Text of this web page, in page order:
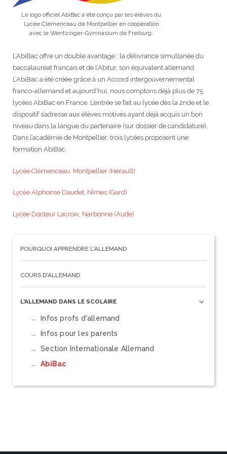
Niveaux de base
Cours thématiques
Atelier de chant
Formation professionnelle
Cours enfants / ados
Stages intensifs
Centre d’examens
Inscriptions et tarifs
Tandem linguistique
Infos profs d’allemand
Formation des enseignants
Section Internationale Allemand
AbiBac
Cercle de lecture
écolotude
Coaching individuel
Point info
Volontariat écologique
Opportunités
Petites annonces
Parcourir les annonces
Rédiger une annonce
Brieffreunde@correspondants
Classe@Klasse
Inscription pour les classes françaises
Inscription à notre newsletter
Notre équipe
Equipe de Heidelberg
50 ans en 2016
Maison de Montpellier
Plan d’accès
Partenaires institutionnels
Réseaux franco-allemands en LR
Réseau d’affaires
Liens utiles
JEU
99Ballons
Le logo officiel AbiBac a été conçu par les élèves du
Lycée Clémenceau de Montpellier en coopération
avec le Wentzinger-Gymnasium de Freiburg.
L’AbiBac offre un double avantage : la délivrance simultanée du
baccalauréat francais et de l’Abitur, son équivalent allemand.
L’AbiBac a été créée grâce à un Accord intergouvernemental
franco-allemand et aujourd’hui, nous comptons déjà plus de 75
lycées AbiBac en France. L’entrée se fait au lycée dès la 2nde et le
dispositif s’adresse aux élèves motivés ayant déjà acquis un bon
niveau dans la langue du partenaire (sur dossier de candidature).
Dans l’académie de Montpellier, trois lycées proposent une
formation AbiBac.
Lycée Clémenceau, Montpellier (Hérault)
Lycée Alphonse Daudet, Nîmes (Gard)
Lycée Docteur Lacroix, Narbonne (Aude)
POURQUOI APPRENDRE L'ALLEMAND
COURS D'ALLEMAND
L'ALLEMAND DANS LE SCOLAIRE
Infos profs d'allemand
Infos pour les parents
Section Internationale Allemand
AbiBac